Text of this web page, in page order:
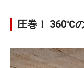
圧巻！ 360℃